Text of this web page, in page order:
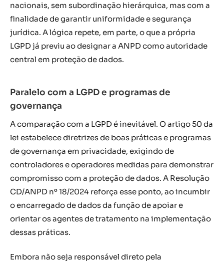
nacionais, sem subordinação hierárquica, mas com a
finalidade de garantir uniformidade e segurança
jurídica. A lógica repete, em parte, o que a própria
LGPD já previu ao designar a ANPD como autoridade
central em proteção de dados.
Paralelo com a LGPD e programas de
governança
A comparação com a LGPD é inevitável. O artigo 50 da
lei estabelece diretrizes de boas práticas e programas
de governança em privacidade, exigindo de
controladores e operadores medidas para demonstrar
compromisso com a proteção de dados. A Resolução
CD/ANPD nº 18/2024 reforça esse ponto, ao incumbir
o encarregado de dados da função de apoiar e
orientar os agentes de tratamento na implementação
dessas práticas.
Embora não seja responsável direto pela